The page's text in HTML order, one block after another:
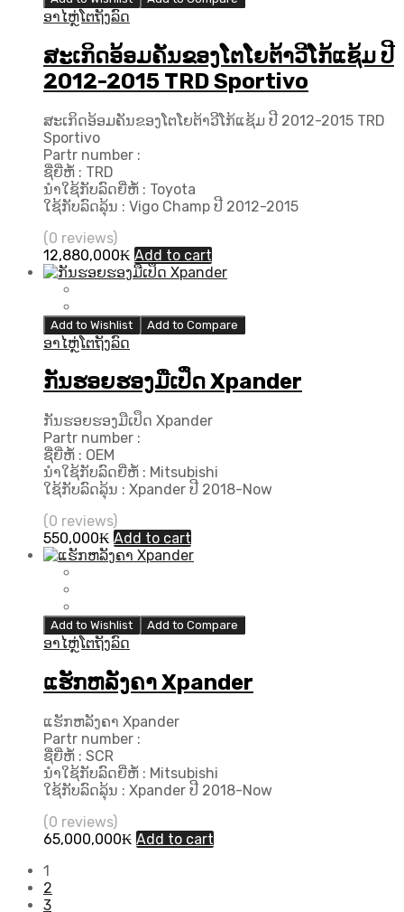
ອາໄຫຼ່ໂຕຖັງລົດ
ສະເກິດອ້ອມຄັນຂອງໂຕໂຍຕ້າວີໂກ້ແຊ້ມ ປີ
2012-2015 TRD Sportivo
ສະເກິດອ້ອມຄັນຂອງໂຕໂຍຕ້າວີໂກ້ແຊ້ມ ປີ 2012-2015 TRD
Sportivo
Partr number :
ຊື່ຍີ່ຫໍ້ : TRD
ນຳໃຊ້ກັບລົດຍີ່ຫໍ້ : Toyota
ໃຊ້ກັບລົດລຸ້ນ : Vigo Champ ປີ 2012-2015
(0 reviews)
12,880,000₭ Add to cart
Add to Wishlist Add to Compare
ອາໄຫຼ່ໂຕຖັງລົດ
ກັນຮອຍຮອງມືເປຶດ Xpander
ກັນຮອຍຮອງມືເປຶດ Xpander
Partr number :
ຊື່ຍີ່ຫໍ້ : OEM
ນຳໃຊ້ກັບລົດຍີ່ຫໍ້ : Mitsubishi
ໃຊ້ກັບລົດລຸ້ນ : Xpander ປີ 2018-Now
(0 reviews)
550,000₭ Add to cart
Add to Wishlist Add to Compare
ອາໄຫຼ່ໂຕຖັງລົດ
ແຮັກຫລັງຄາ Xpander
ແຮັກຫລັງຄາ Xpander
Partr number :
ຊື່ຍີ່ຫໍ້ : SCR
ນຳໃຊ້ກັບລົດຍີ່ຫໍ້ : Mitsubishi
ໃຊ້ກັບລົດລຸ້ນ : Xpander ປີ 2018-Now
(0 reviews)
65,000,000₭ Add to cart
1
2
3